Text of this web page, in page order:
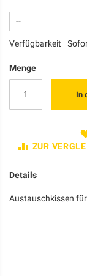
Verfügbarkeit
Menge
In
ZUR
Details
Austauschkissen